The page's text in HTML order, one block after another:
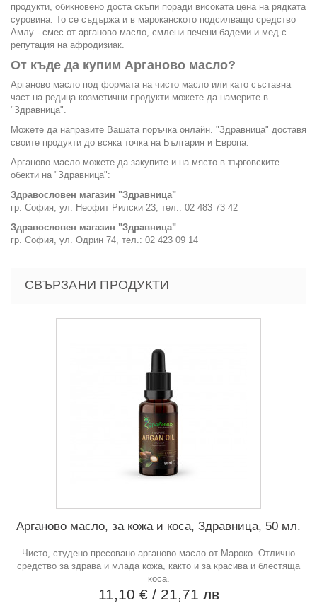
продукти, обикновено доста скъпи поради високата цена на рядката
суровина. То се съдържа и в мароканското подсилващо средство
Амлу - смес от арганово масло, смлени печени бадеми и мед с
репутация на афродизиак.
От къде да купим Арганово масло?
Арганово масло под формата на чисто масло или като съставна
част на редица козметични продукти можете да намерите в
"Здравница".
Можете да направите Вашата поръчка онлайн. "Здравница" доставя
своите продукти до всяка точка на България и Европа.
Арганово масло можете да закупите и на място в търговските
обекти на "Здравница":
Здравословен магазин "Здравница"
гр. София, ул. Неофит Рилски 23, тел.: 02 483 73 42
Здравословен магазин "Здравница"
гр. София, ул. Одрин 74, тел.: 02 423 09 14
СВЪРЗАНИ ПРОДУКТИ
Арганово масло, за кожа и коса, Здравница, 50 мл.
Чисто, студено пресовано арганово масло от Мароко. Отлично
средство за здрава и млада кожа, както и за красива и блестяща
коса.
11,10 € / 21,71 лв